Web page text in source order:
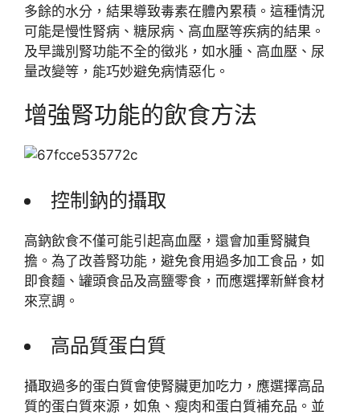
多餘的水分，結果導致毒素在體內累積。這種情況
可能是慢性腎病、糖尿病、高血壓等疾病的結果。
及早識別腎功能不全的徵兆，如水腫、高血壓、尿
量改變等，能巧妙避免病情惡化。
增強腎功能的飲食方法
控制鈉的攝取
高鈉飲食不僅可能引起高血壓，還會加重腎臟負
擔。為了改善腎功能，避免食用過多加工食品，如
即食麵、罐頭食品及高鹽零食，而應選擇新鮮食材
來烹調。
高品質蛋白質
攝取過多的蛋白質會使腎臟更加吃力，應選擇高品
質的蛋白質來源，如魚、瘦肉和蛋白質補充品。並